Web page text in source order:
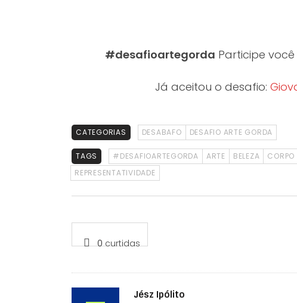
#desafioartegorda Participe
Já aceitou o desafio:
CATEGORIAS DESABAFO DESAFIO ARTE GORDA
TAGS #DESAFIOARTEGORDA ARTE BELEZA CORPO
REPRESENTATIVIDADE
0curtidas
Autor
Jész Ipólito